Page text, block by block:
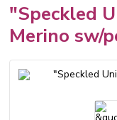
"Speckled
Merino sw/